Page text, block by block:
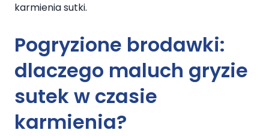
karmienia sutki.
Pogryzione brodawki:
dlaczego maluch gryzie
sutek w czasie
karmienia?